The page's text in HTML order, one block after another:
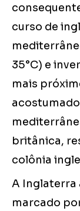
curso de
35°C) e
mais
britânica,
colônia
A Inglaterra
marcado